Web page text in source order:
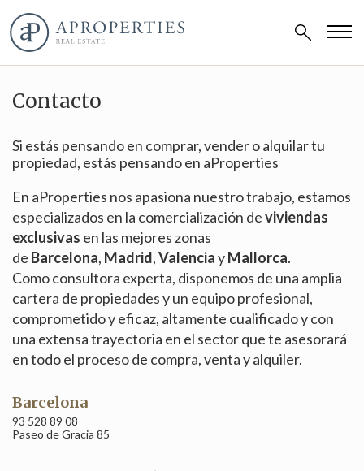
Contacto
Si estás pensando en comprar, vender o alquilar tu
propiedad, estás pensando en aProperties
En aProperties nos apasiona nuestro trabajo, estamos
especializados en la comercialización deviviendas
exclusivas en las mejores zonas
de Barcelona, Madrid,ValenciayMallorca.
Como consultora experta, disponemos de una amplia
cartera de propiedades y un equipo profesional,
comprometido y eficaz, altamente cualificado y con
una extensa trayectoria en el sector que te asesorará
en todo el proceso de compra, venta y alquiler.
Barcelona
93 528 89 08
Paseo de Gracia 85